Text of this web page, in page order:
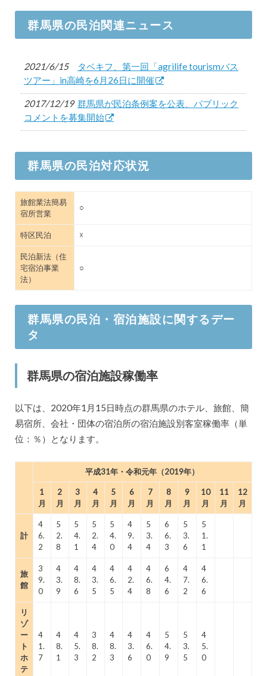
群馬県の民泊関連ニュース
2021/6/15
タベキフ、第一回「agrilife tourismバス
ツアー」in高崎を6月26日に開催
2017/12/19 群馬県が民泊条例案を公表、パブリック
コメントを募集開始
群馬県の民泊対応状況
旅館業法簡易
宿所営業
○
特区民泊 ☓
民泊新法（住
宅宿泊事業
法）
○
群馬県の民泊・宿泊施設に関するデー
タ
群馬県の宿泊施設稼働率
以下は、2020年1月15日時点の群馬県のホテル、旅館、簡
易宿所、会社・団体の宿泊所の宿泊施設別客室稼働率（単
位：％）となります。
平成31年・令和元年（2019年）
1
月
2
月
3
月
4
月
5
月
6
月
7
月
8
月
9
月
10
月
11
月
12
月
計
4
6.
2
5
2.
8
5
4.
1
5
2.
4
5
4.
0
4
9.
4
5
3.
4
6
6.
3
5
3.
6
5
1.
1
旅
館
3
9.
0
4
3.
9
4
8.
6
4
3.
5
4
6.
5
4
2.
4
4
6.
8
6
4.
6
4
7.
2
4
6.
6
リ
ゾ
ー
ト
ホ
テ
4
1.
7
4
8.
1
4
5.
3
3
8.
2
4
8.
3
4
3.
6
4
6.
0
5
4.
9
5
3.
5
4
5.
0